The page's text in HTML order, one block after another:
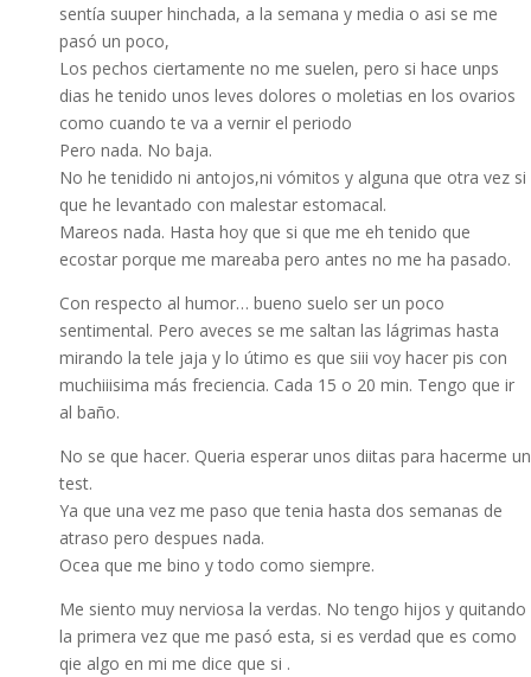
sentía suuper hinchada, a la semana y media o asi se me
pasó un poco,
Los pechos ciertamente no me suelen, pero si hace unps
dias he tenido unos leves dolores o moletias en los ovarios
como cuando te va a vernir el periodo
Pero nada. No baja.
No he tenidido ni antojos,ni vómitos y alguna que otra vez si
que he levantado con malestar estomacal.
Mareos nada. Hasta hoy que si que me eh tenido que
ecostar porque me mareaba pero antes no me ha pasado.
Con respecto al humor… bueno suelo ser un poco
sentimental. Pero aveces se me saltan las lágrimas hasta
mirando la tele jaja y lo útimo es que siii voy hacer pis con
muchiiisima más freciencia. Cada 15 o 20 min. Tengo que ir
al baño.
No se que hacer. Queria esperar unos diitas para hacerme un
test.
Ya que una vez me paso que tenia hasta dos semanas de
atraso pero despues nada.
Ocea que me bino y todo como siempre.
Me siento muy nerviosa la verdas. No tengo hijos y quitando
la primera vez que me pasó esta, si es verdad que es como
qie algo en mi me dice que si .